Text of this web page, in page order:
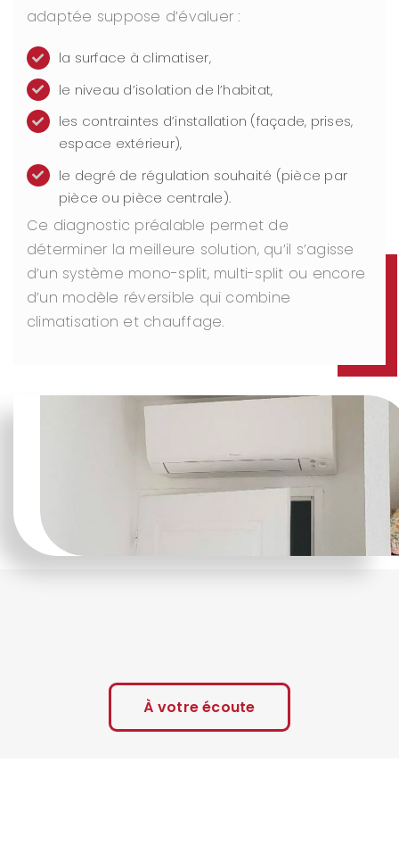
adaptée suppose d’évaluer :
la surface à climatiser,
le niveau d’isolation de l’habitat,
les contraintes d’installation (façade, prises,
espace extérieur),
le degré de régulation souhaité (pièce par
pièce ou pièce centrale).
Ce diagnostic préalable permet de
déterminer la meilleure solution, qu’il s’agisse
d’un système mono-split, multi-split ou encore
d’un modèle réversible qui combine
climatisation et chauffage.
À votre écoute